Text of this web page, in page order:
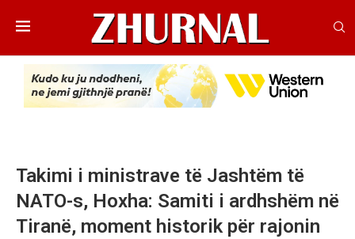
Takimi i ministrave të Jashtëm të
NATO-s, Hoxha: Samiti i ardhshëm në
Tiranë, moment historik për rajonin